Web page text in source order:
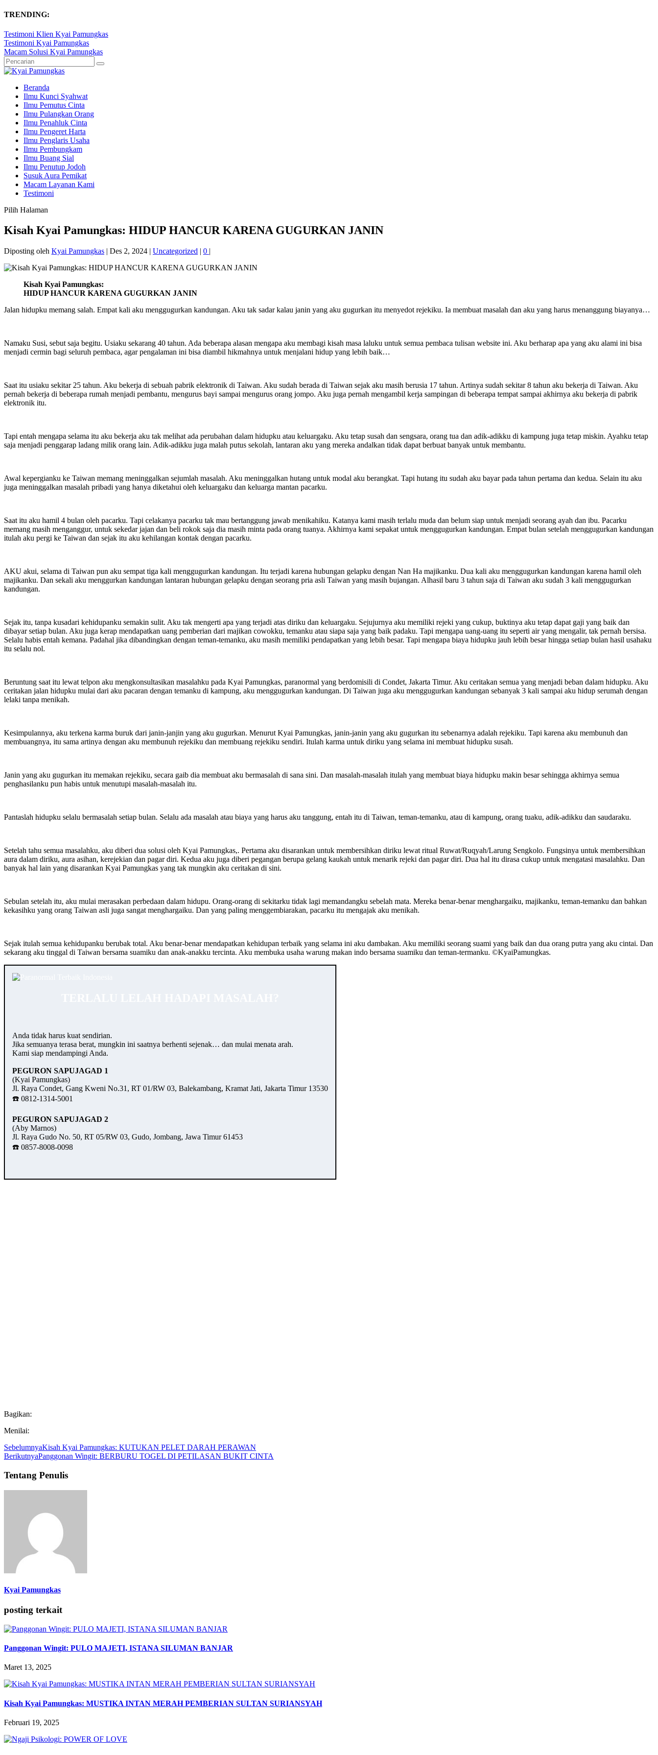
TRENDING:
Testimoni Klien Kyai Pamungkas
Testimoni Kyai Pamungkas
Macam Solusi Kyai Pamungkas
Beranda
Ilmu Kunci Syahwat
Ilmu Pemutus Cinta
Ilmu Pulangkan Orang
Ilmu Penahluk Cinta
Ilmu Pengeret Harta
Ilmu Penglaris Usaha
Ilmu Pembungkam
Ilmu Buang Sial
Ilmu Penutup Jodoh
Susuk Aura Pemikat
Macam Layanan Kami
Testimoni
Pilih Halaman
Kisah Kyai Pamungkas: HIDUP HANCUR KARENA GUGURKAN JANIN
Diposting oleh Kyai Pamungkas | Des 2, 2024 | Uncategorized | 0 |
Kisah Kyai Pamungkas:
HIDUP HANCUR KARENA GUGURKAN JANIN
Jalan hidupku memang salah. Empat kali aku menggugurkan kandungan. Aku tak sadar kalau janin yang aku gugurkan itu menyedot rejekiku. Ia membuat masalah dan aku yang harus menanggung biayanya…
Namaku Susi, sebut saja begitu. Usiaku sekarang 40 tahun. Ada beberapa alasan mengapa aku membagi kisah masa laluku untuk semua pembaca tulisan website ini. Aku berharap apa yang aku alami ini bisa
menjadi cermin bagi seluruh pembaca, agar pengalaman ini bisa diambil hikmahnya untuk menjalani hidup yang lebih baik…
Saat itu usiaku sekitar 25 tahun. Aku bekerja di sebuah pabrik elektronik di Taiwan. Aku sudah berada di Taiwan sejak aku masih berusia 17 tahun. Artinya sudah sekitar 8 tahun aku bekerja di Taiwan. Aku
pernah bekerja di beberapa rumah menjadi pembantu, mengurus bayi sampai mengurus orang jompo. Aku juga pernah mengambil kerja sampingan di beberapa tempat sampai akhirnya aku bekerja di pabrik
elektronik itu.
Tapi entah mengapa selama itu aku bekerja aku tak melihat ada perubahan dalam hidupku atau keluargaku. Aku tetap susah dan sengsara, orang tua dan adik-adikku di kampung juga tetap miskin. Ayahku tetap
saja menjadi penggarap ladang milik orang lain. Adik-adikku juga malah putus sekolah, lantaran aku yang mereka andalkan tidak dapat berbuat banyak untuk membantu.
Awal kepergianku ke Taiwan memang meninggalkan sejumlah masalah. Aku meninggalkan hutang untuk modal aku berangkat. Tapi hutang itu sudah aku bayar pada tahun pertama dan kedua. Selain itu aku
juga meninggalkan masalah pribadi yang hanya diketahui oleh keluargaku dan keluarga mantan pacarku.
Saat itu aku hamil 4 bulan oleh pacarku. Tapi celakanya pacarku tak mau bertanggung jawab menikahiku. Katanya kami masih terlalu muda dan belum siap untuk menjadi seorang ayah dan ibu. Pacarku
memang masih menganggur, untuk sekedar jajan dan beli rokok saja dia masih minta pada orang tuanya. Akhirnya kami sepakat untuk menggugurkan kandungan. Empat bulan setelah menggugurkan kandungan
itulah aku pergi ke Taiwan dan sejak itu aku kehilangan kontak dengan pacarku.
AKU akui, selama di Taiwan pun aku sempat tiga kali menggugurkan kandungan. Itu terjadi karena hubungan gelapku dengan Nan Ha majikanku. Dua kali aku menggugurkan kandungan karena hamil oleh
majikanku. Dan sekali aku menggurkan kandungan lantaran hubungan gelapku dengan seorang pria asli Taiwan yang masih bujangan. Alhasil baru 3 tahun saja di Taiwan aku sudah 3 kali menggugurkan
kandungan.
Sejak itu, tanpa kusadari kehidupanku semakin sulit. Aku tak mengerti apa yang terjadi atas diriku dan keluargaku. Sejujurnya aku memiliki rejeki yang cukup, buktinya aku tetap dapat gaji yang baik dan
dibayar setiap bulan. Aku juga kerap mendapatkan uang pemberian dari majikan cowokku, temanku atau siapa saja yang baik padaku. Tapi mengapa uang-uang itu seperti air yang mengalir, tak pernah bersisa.
Selalu habis entah kemana. Padahal jika dibandingkan dengan teman-temanku, aku masih memiliki pendapatkan yang lebih besar. Tapi mengapa biaya hidupku jauh lebih besar hingga setiap bulan hasil usahaku
itu selalu nol.
Beruntung saat itu lewat telpon aku mengkonsultasikan masalahku pada Kyai Pamungkas, paranormal yang berdomisili di Condet, Jakarta Timur. Aku ceritakan semua yang menjadi beban dalam hidupku. Aku
ceritakan jalan hidupku mulai dari aku pacaran dengan temanku di kampung, aku menggugurkan kandungan. Di Taiwan juga aku menggugurkan kandungan sebanyak 3 kali sampai aku hidup serumah dengan
lelaki tanpa menikah.
Kesimpulannya, aku terkena karma buruk dari janin-janjin yang aku gugurkan. Menurut Kyai Pamungkas, janin-janin yang aku gugurkan itu sebenarnya adalah rejekiku. Tapi karena aku membunuh dan
membuangnya, itu sama artinya dengan aku membunuh rejekiku dan membuang rejekiku sendiri. Itulah karma untuk diriku yang selama ini membuat hidupku susah.
Janin yang aku gugurkan itu memakan rejekiku, secara gaib dia membuat aku bermasalah di sana sini. Dan masalah-masalah itulah yang membuat biaya hidupku makin besar sehingga akhirnya semua
penghasilanku pun habis untuk menutupi masalah-masalah itu.
Pantaslah hidupku selalu bermasalah setiap bulan. Selalu ada masalah atau biaya yang harus aku tanggung, entah itu di Taiwan, teman-temanku, atau di kampung, orang tuaku, adik-adikku dan saudaraku.
Setelah tahu semua masalahku, aku diberi dua solusi oleh Kyai Pamungkas,. Pertama aku disarankan untuk membersihkan diriku lewat ritual Ruwat/Ruqyah/Larung Sengkolo. Fungsinya untuk membersihkan
aura dalam diriku, aura asihan, kerejekian dan pagar diri. Kedua aku juga diberi pegangan berupa gelang kaukah untuk menarik rejeki dan pagar diri. Dua hal itu dirasa cukup untuk mengatasi masalahku. Dan
banyak hal lain yang disarankan Kyai Pamungkas yang tak mungkin aku ceritakan di sini.
Sebulan setelah itu, aku mulai merasakan perbedaan dalam hidupu. Orang-orang di sekitarku tidak lagi memandangku sebelah mata. Mereka benar-benar menghargaiku, majikanku, teman-temanku dan bahkan
kekasihku yang orang Taiwan asli juga sangat menghargaiku. Dan yang paling menggembiarakan, pacarku itu mengajak aku menikah.
Sejak itulah semua kehidupanku berubak total. Aku benar-benar mendapatkan kehidupan terbaik yang selama ini aku dambakan. Aku memiliki seorang suami yang baik dan dua orang putra yang aku cintai. Dan
sekarang aku tinggal di Taiwan bersama suamiku dan anak-anakku tercinta. Aku membuka usaha warung makan indo bersama suamiku dan teman-termanku. ©️KyaiPamungkas.
Anda tidak harus kuat sendirian.
Jika semuanya terasa berat, mungkin ini saatnya berhenti sejenak… dan mulai menata arah.
Kami siap mendampingi Anda.
PEGURON SAPUJAGAD 1
(Kyai Pamungkas)
Jl. Raya Condet, Gang Kweni No.31, RT 01/RW 03, Balekambang, Kramat Jati, Jakarta Timur 13530
☎️ 0812-1314-5001
PEGURON SAPUJAGAD 2
(Aby Marnos)
Jl. Raya Gudo No. 50, RT 05/RW 03, Gudo, Jombang, Jawa Timur 61453
☎️ 0857-8008-0098
Bagikan:
Menilai:
SebelumnyaKisah Kyai Pamungkas: KUTUKAN PELET DARAH PERAWAN
BerikutnyaPanggonan Wingit: BERBURU TOGEL DI PETILASAN BUKIT CINTA
Tentang Penulis
Kyai Pamungkas
posting terkait
Panggonan Wingit: PULO MAJETI, ISTANA SILUMAN BANJAR
Maret 13, 2025
Kisah Kyai Pamungkas: MUSTIKA INTAN MERAH PEMBERIAN SULTAN SURIANSYAH
Februari 19, 2025